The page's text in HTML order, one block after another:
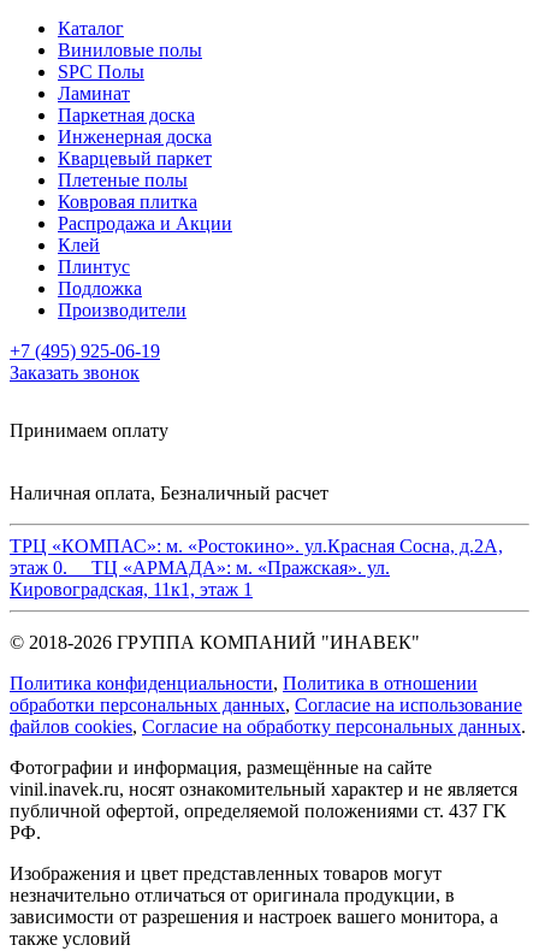
Каталог
Виниловые полы
SPC Полы
Ламинат
Паркетная доска
Инженерная доска
Кварцевый паркет
Плетеные полы
Ковровая плитка
Распродажа и Акции
Клей
Плинтус
Подложка
Производители
+7 (495) 925-06-19
Заказать звонок
Принимаем оплату
Наличная оплата, Безналичный расчет
ТРЦ «КОМПАС»: м. «Ростокино». ул.Красная Сосна, д.2А,
этаж 0. ТЦ «АРМАДА»: м. «Пражская». ул.
Кировоградская, 11к1, этаж 1
© 2018-2026 ГРУППА КОМПАНИЙ "ИНАВЕК"
Политика конфиденциальности, Политика в отношении
обработки персональных данных, Cогласие на использование
файлов cookies, Согласие на обработку персональных данных.
Фотографии и информация, размещённые на сайте
vinil.inavek.ru, носят ознакомительный характер и не является
публичной офертой, определяемой положениями ст. 437 ГК
РФ.
Изображения и цвет представленных товаров могут
незначительно отличаться от оригинала продукции, в
зависимости от разрешения и настроек вашего монитора, а
также условий